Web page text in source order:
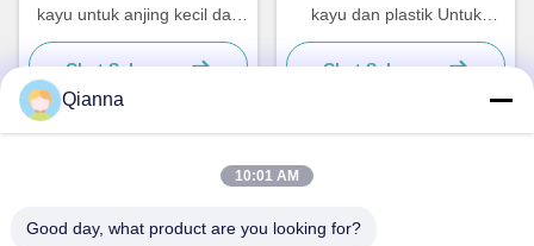
kayu untuk anjing kecil dan
kucing sederhana dan
praktis
Chat Sekarang
kayu dan plastik Untuk
Anjing Kecil dan Kucing
Sederhana dan praktis
Chat Sekarang
Qianna
10:01 AM
Good day, what product are you looking for?